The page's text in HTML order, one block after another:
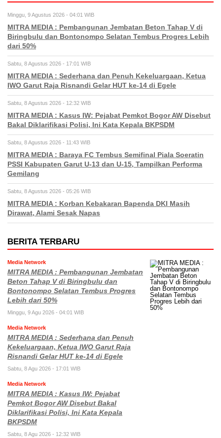
Minggu, 9 Agustus 2026 - 04:01 WIB
MITRA MEDIA : Pembangunan Jembatan Beton Tahap V di
Biringbulu dan Bontonompo Selatan Tembus Progres Lebih
dari 50%
Sabtu, 8 Agustus 2026 - 17:01 WIB
MITRA MEDIA : Sederhana dan Penuh Kekeluargaan, Ketua
IWO Garut Raja Risnandi Gelar HUT ke-14 di Egele
Sabtu, 8 Agustus 2026 - 12:32 WIB
MITRA MEDIA : Kasus IW: Pejabat Pemkot Bogor AW Disebut
Bakal Diklarifikasi Polisi, Ini Kata Kepala BKPSDM
Sabtu, 8 Agustus 2026 - 11:43 WIB
MITRA MEDIA : Baraya FC Tembus Semifinal Piala Soeratin
PSSI Kabupaten Garut U-13 dan U-15, Tampilkan Performa
Gemilang
Sabtu, 8 Agustus 2026 - 05:26 WIB
MITRA MEDIA : Korban Kebakaran Bapenda DKI Masih
Dirawat, Alami Sesak Napas
BERITA TERBARU
Media Network
MITRA MEDIA : Pembangunan Jembatan
Beton Tahap V di Biringbulu dan
Bontonompo Selatan Tembus Progres
Lebih dari 50%
Minggu, 9 Agu 2026 - 04:01 WIB
Media Network
MITRA MEDIA : Sederhana dan Penuh
Kekeluargaan, Ketua IWO Garut Raja
Risnandi Gelar HUT ke-14 di Egele
Sabtu, 8 Agu 2026 - 17:01 WIB
Media Network
MITRA MEDIA : Kasus IW: Pejabat
Pemkot Bogor AW Disebut Bakal
Diklarifikasi Polisi, Ini Kata Kepala
BKPSDM
Sabtu, 8 Agu 2026 - 12:32 WIB